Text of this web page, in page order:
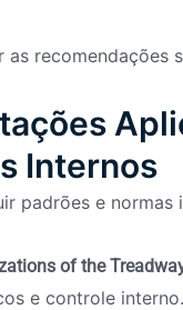
recomendações
Internos
padrões e normas
of the
e controle interno.